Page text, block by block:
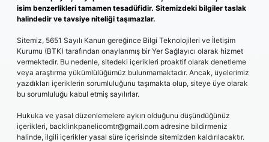
isim benzerlikleri tamamen tesadüfidir. Sitemizdeki bilgiler taslak
halindedir ve tavsiye niteliği taşımazlar.
Sitemiz, 5651 Sayılı Kanun gereğince Bilgi Teknolojileri ve İletişim
Kurumu (BTK) tarafından onaylanmış bir Yer Sağlayıcı olarak hizmet
vermektedir. Bu nedenle, sitedeki içerikleri proaktif olarak denetleme
veya araştırma yükümlülüğümüz bulunmamaktadır. Ancak, üyelerimiz
yazdıkları içeriklerin sorumluluğunu taşımakta olup, siteye üye olarak
bu sorumluluğu kabul etmiş sayılırlar.
Hukuka ve yasal düzenlemelere aykırı olduğunu düşündüğünüz
içerikleri, backlinkpanelicomtr@gmail.com adresine bildirmeniz
halinde, ilgili içerikler yasal süre içerisinde sitemizden kaldırılacaktır.